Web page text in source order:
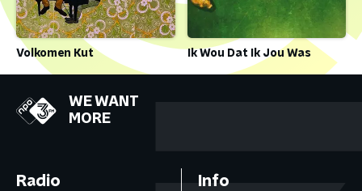
Volkomen Kut Ik Wou Dat Ik Jou Was
WE WANT
MORE
Radio Info